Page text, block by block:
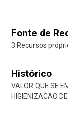
Fonte de
3:Recursos
Histórico
VALOR QUE SE
HIGIENIZACAO